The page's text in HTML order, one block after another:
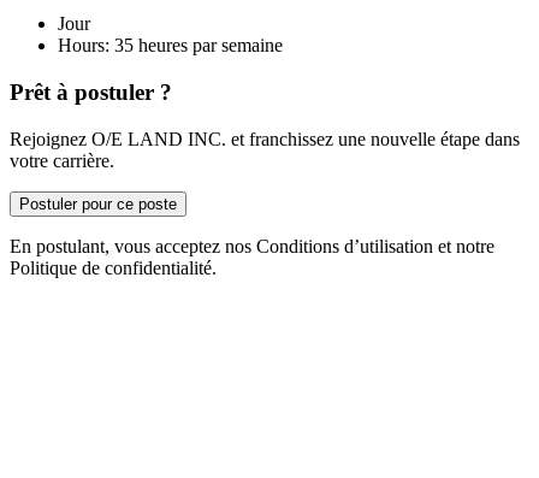
Jour
Hours: 35 heures par semaine
Prêt à postuler ?
Rejoignez O/E LAND INC. et franchissez une nouvelle étape dans
votre carrière.
Postuler pour ce poste
En postulant, vous acceptez nos Conditions d’utilisation et notre
Politique de confidentialité.